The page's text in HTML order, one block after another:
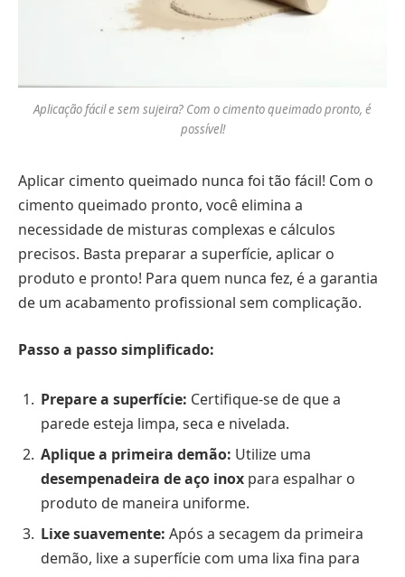
Aplicação fácil e sem sujeira? Com o cimento queimado pronto, é
possível!
Aplicar cimento queimado nunca foi tão fácil! Com o
cimento queimado pronto, você elimina a
necessidade de misturas complexas e cálculos
precisos. Basta preparar a superfície, aplicar o
produto e pronto! Para quem nunca fez, é a garantia
de um acabamento profissional sem complicação.
Passo a passo simplificado:
Prepare a superfície: Certifique-se de que a
parede esteja limpa, seca e nivelada.
Aplique a primeira demão: Utilize uma
desempenadeira de aço inox para espalhar o
produto de maneira uniforme.
Lixe suavemente: Após a secagem da primeira
demão, lixe a superfície com uma lixa fina para